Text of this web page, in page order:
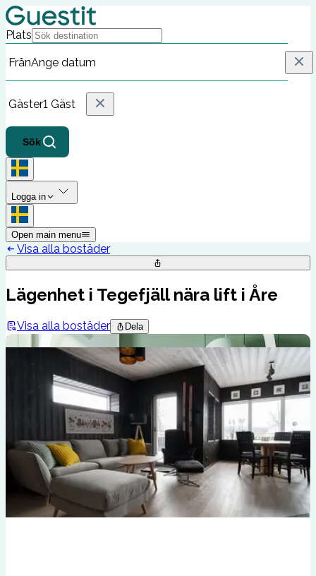
Plats
FrånAnge datum
Gäster1 Gäst
Sök
Logga in
Open main menu
Visa alla bostäder
Lägenhet i Tegefjäll nära lift i Åre
Visa alla bostäder Dela